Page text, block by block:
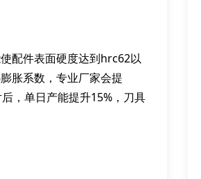
配件表面硬度达到hrc62以
胀系数，专业厂家会提
，单日产能提升15%，刀具